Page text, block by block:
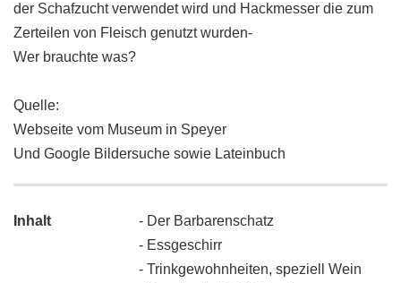
der Schafzucht verwendet wird und Hackmesser die zum
Zerteilen von Fleisch genutzt wurden-
Wer brauchte was?
Quelle:
Webseite vom Museum in Speyer
Und Google Bildersuche sowie Lateinbuch
Inhalt
- Der Barbarenschatz
- Essgeschirr
- Trinkgewohnheiten, speziell Wein